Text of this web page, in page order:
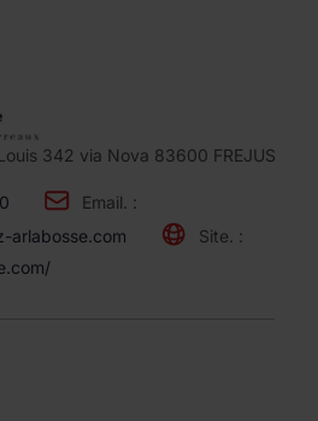
342 via Nova 83600 FREJUS
Email. :
arlabosse.com
Site. :